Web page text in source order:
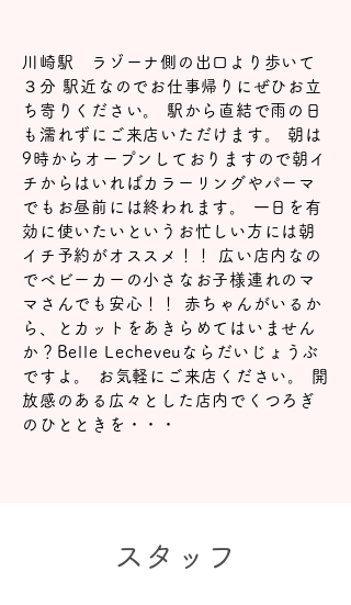
川崎駅 ラゾーナ側の出口より歩いて
３分 駅近なのでお仕事帰りにぜひお立
ち寄りください。 駅から直結で雨の日
も濡れずにご来店いただけます。 朝は
9時からオープンしておりますので朝イ
チからはいればカラーリングやパーマ
でもお昼前には終われます。 一日を有
効に使いたいというお忙しい方には朝
イチ予約がオススメ！！ 広い店内なの
でベビーカーの小さなお子様連れのマ
マさんでも安心！！ 赤ちゃんがいるか
ら、とカットをあきらめてはいません
か？Belle Lecheveuならだいじょうぶ
ですよ。 お気軽にご来店ください。 開
放感のある広々とした店内でくつろぎ
のひとときを・・・
​スタッフ